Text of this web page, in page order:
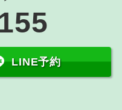
LINE予約